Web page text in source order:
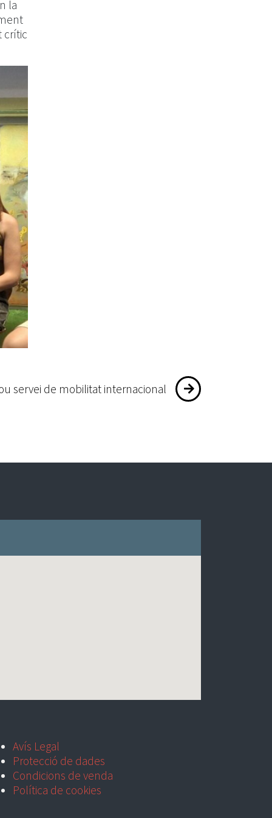
la
crític
servei de mobilitat internacional
Avís Legal
Protecció de dades
Condicions de venda
Política de cookies